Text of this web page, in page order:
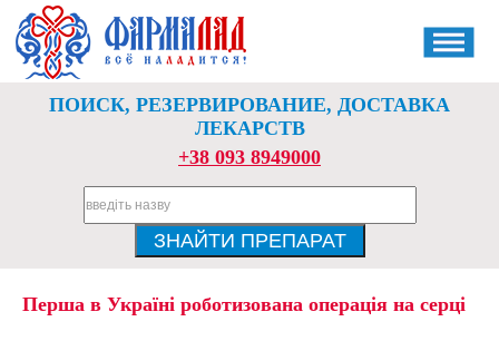
ПОИСК, РЕЗЕРВИРОВАНИЕ, ДОСТАВКА
ЛЕКАРСТВ
+38 093 8949000
Перша в Україні роботизована операція на серці